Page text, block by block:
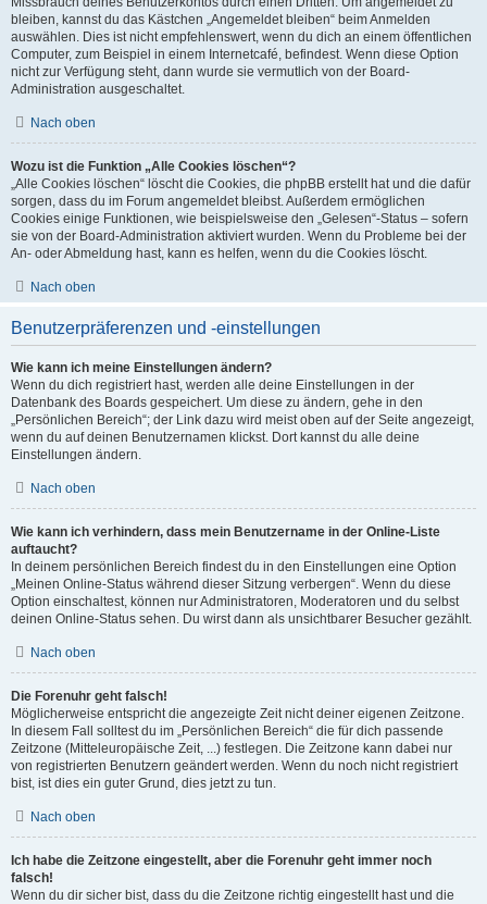
bleiben, kannst du das Kästchen „Angemeldet bleiben“ beim Anmelden
auswählen. Dies ist nicht empfehlenswert, wenn du dich an einem öffentlichen
Computer, zum Beispiel in einem Internetcafé, befindest. Wenn diese Option
nicht zur Verfügung steht, dann wurde sie vermutlich von der Board-
Administration ausgeschaltet.
Nach oben
Wozu ist die Funktion „Alle Cookies löschen“?
„Alle Cookies löschen“ löscht die Cookies, die phpBB erstellt hat und die dafür
sorgen, dass du im Forum angemeldet bleibst. Außerdem ermöglichen
Cookies einige Funktionen, wie beispielsweise den „Gelesen“-Status – sofern
sie von der Board-Administration aktiviert wurden. Wenn du Probleme bei der
An- oder Abmeldung hast, kann es helfen, wenn du die Cookies löscht.
Nach oben
Benutzerpräferenzen und -einstellungen
Wie kann ich meine Einstellungen ändern?
Wenn du dich registriert hast, werden alle deine Einstellungen in der
Datenbank des Boards gespeichert. Um diese zu ändern, gehe in den
„Persönlichen Bereich“; der Link dazu wird meist oben auf der Seite angezeigt,
wenn du auf deinen Benutzernamen klickst. Dort kannst du alle deine
Einstellungen ändern.
Nach oben
Wie kann ich verhindern, dass mein Benutzername in der Online-Liste
auftaucht?
In deinem persönlichen Bereich findest du in den Einstellungen eine Option
„Meinen Online-Status während dieser Sitzung verbergen“. Wenn du diese
Option einschaltest, können nur Administratoren, Moderatoren und du selbst
deinen Online-Status sehen. Du wirst dann als unsichtbarer Besucher gezählt.
Nach oben
Die Forenuhr geht falsch!
Möglicherweise entspricht die angezeigte Zeit nicht deiner eigenen Zeitzone.
In diesem Fall solltest du im „Persönlichen Bereich“ die für dich passende
Zeitzone (Mitteleuropäische Zeit, ...) festlegen. Die Zeitzone kann dabei nur
von registrierten Benutzern geändert werden. Wenn du noch nicht registriert
bist, ist dies ein guter Grund, dies jetzt zu tun.
Nach oben
Ich habe die Zeitzone eingestellt, aber die Forenuhr geht immer noch
falsch!
Wenn du dir sicher bist, dass du die Zeitzone richtig eingestellt hast und die